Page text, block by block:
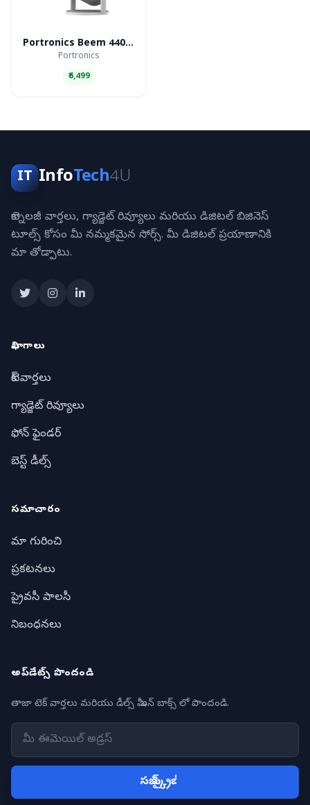
Portronics Beem 440 Smart LED Projector
Portronics
₹6,499
IT InfoTech4U
టెక్నాలజీ వార్తలు, గ్యాడ్జెట్ రివ్యూలు మరియు డిజిటల్ బిజినెస్
టూల్స్ కోసం మీ నమ్మకమైన సోర్స్. మీ డిజిటల్ ప్రయాణానికి
మా తోడ్పాటు.
విభాగాలు
టెక్ వార్తలు
గ్యాడ్జెట్ రివ్యూలు
ఫోన్ ఫైండర్
బెస్ట్ డీల్స్
సమాచారం
మా గురించి
ప్రకటనలు
ప్రైవసీ పాలసీ
నిబంధనలు
అప్‌డేట్స్ పొందండి
తాజా టెక్ వార్తలు మరియు డీల్స్ మీ ఇన్ బాక్స్ లో పొందండి.
సబ్ స్క్రైబ్